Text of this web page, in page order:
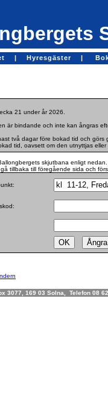
| Hyresgäster |
21 under år 2026.
är bindande och inte kan ångras
två dagar före bokad tid och görs
tid, oavsett om den utnyttjas eller
skjutbana enligt nedan.
tillbaka till föregående sida och
3077, 169 03 Solna, Telefon 08